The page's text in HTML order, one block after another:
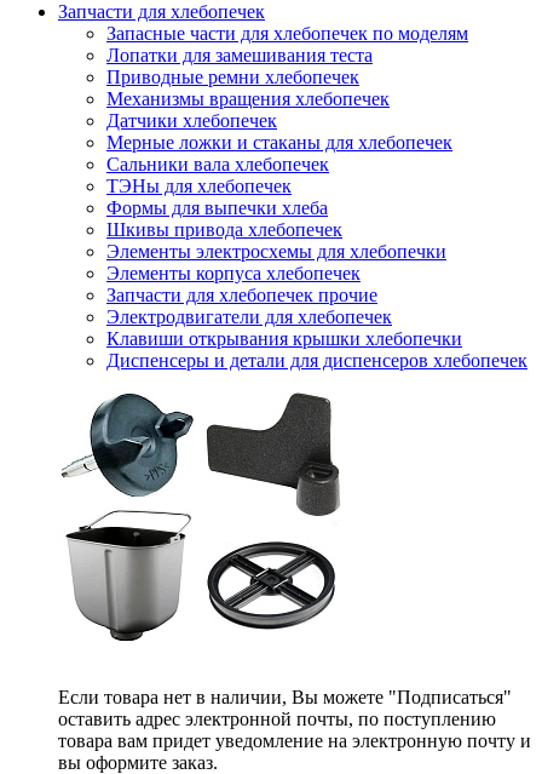
Запчасти для хлебопечек
Запасные части для хлебопечек по моделям
Лопатки для замешивания теста
Приводные ремни хлебопечек
Механизмы вращения хлебопечек
Датчики хлебопечек
Мерные ложки и стаканы для хлебопечек
Сальники вала хлебопечек
ТЭНы для хлебопечек
Формы для выпечки хлеба
Шкивы привода хлебопечек
Элементы электросхемы для хлебопечки
Элементы корпуса хлебопечек
Запчасти для хлебопечек прочие
Электродвигатели для хлебопечек
Клавиши открывания крышки хлебопечки
Диспенсеры и детали для диспенсеров хлебопечек
Если товара нет в наличии, Вы можете "Подписаться"
оставить адрес электронной почты, по поступлению
товара вам придет уведомление на электронную почту и
вы оформите заказ.